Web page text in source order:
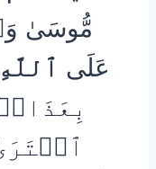
مُّوسَىٰ
عَلَى ٱللَّهِ